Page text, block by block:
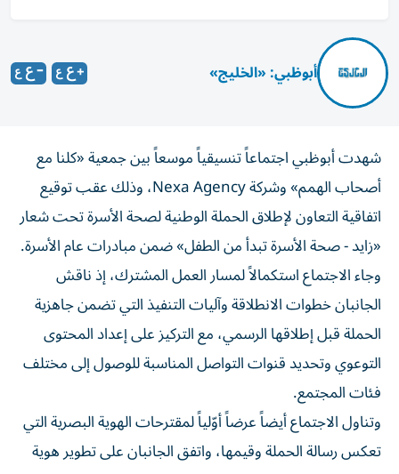
أبوظبي: «الخليج»
شهدت أبوظبي اجتماعاً تنسيقياً موسعاً بين جمعية «كلنا مع
أصحاب الهمم» وشركة Nexa Agency، وذلك عقب توقيع
اتفاقية التعاون لإطلاق الحملة الوطنية لصحة الأسرة تحت شعار
«زايد - صحة الأسرة تبدأ من الطفل» ضمن مبادرات عام الأسرة.
وجاء الاجتماع استكمالاً لمسار العمل المشترك، إذ ناقش
الجانبان خطوات الانطلاقة وآليات التنفيذ التي تضمن جاهزية
الحملة قبل إطلاقها الرسمي، مع التركيز على إعداد المحتوى
التوعوي وتحديد قنوات التواصل المناسبة للوصول إلى مختلف
فئات المجتمع.
وتناول الاجتماع أيضاً عرضاً أوّلياً لمقترحات الهوية البصرية التي
تعكس رسالة الحملة وقيمها، واتفق الجانبان على تطوير هوية